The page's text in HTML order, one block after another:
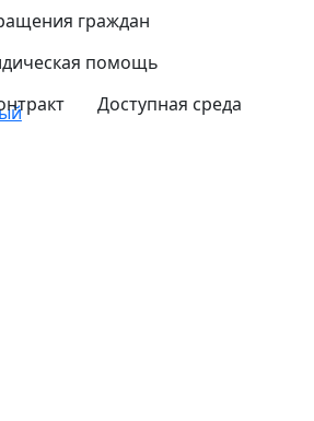
граждан
помощь
Доступная среда